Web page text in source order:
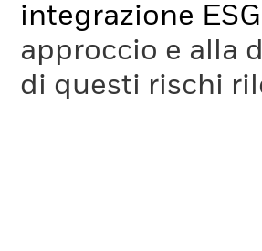
integrazione ESG
approccio e alla
di questi rischi